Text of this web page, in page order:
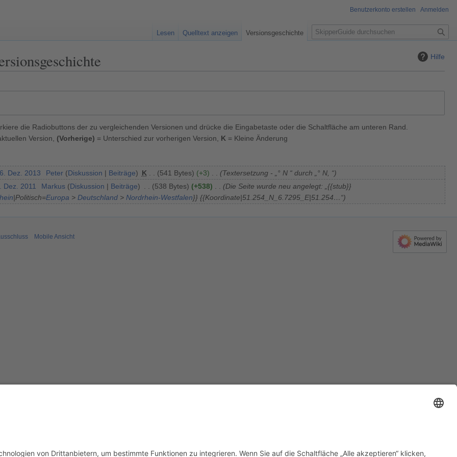
Hilfe
die Radiobuttons der zu vergleichenden Versionen und drücke die Eingabetaste oder die Schaltfläche am unteren Rand.
Version, (Vorherige) = Unterschied zur vorherigen Version, K = Kleine Änderung
Dez. 2013 Peter Diskussion Beiträge K 541 Bytes +3
Textersetzung - „° N “ durch „° N, “
Dez. 2011 Markus Diskussion Beiträge 538 Bytes +538
Die Seite wurde neu angelegt: „{{stub}}
|Politisch=Europa >Deutschland >Nordrhein-Westfalen}} {{Koordinate|51.254_N_6.7295_E|51.254…“
Benutzerkonto erstellen Anmelden
Lesen Quelltext anzeigen Versionsgeschichte
S
u
e
Mobile Ansicht